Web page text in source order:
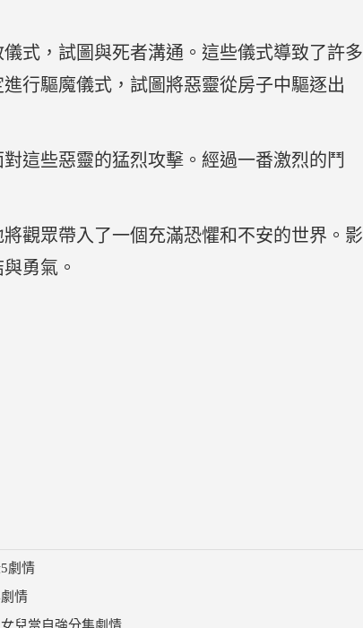
式，試圖與死者溝通。這些儀式導致了許多
行驅魔儀式，試圖將惡靈從房子中驅逐出
這些惡靈的猛烈攻擊。經過一番激烈的鬥
觀眾帶入了一個充滿恐懼和不安的世界。影
勇氣。
劇情
情